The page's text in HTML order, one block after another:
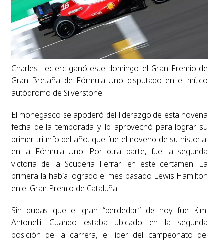
Charles Leclerc ganó este domingo el Gran Premio de
Gran Bretaña de Fórmula Uno disputado en el mítico
autódromo de Silverstone.
El monegasco se apoderó del liderazgo de esta novena
fecha de la temporada y lo aprovechó para lograr su
primer triunfo del año, que fue el noveno de su historial
en la Fórmula Uno. Por otra parte, fue la segunda
victoria de la Scuderia Ferrari en este certamen. La
primera la había logrado el mes pasado Lewis Hamilton
en el Gran Premio de Cataluña.
Sin dudas que el gran “perdedor” de hoy fue Kimi
Antonelli. Cuando estaba ubicado en la segunda
posición de la carrera, el líder del campeonato del